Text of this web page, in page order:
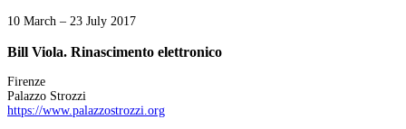
10 March – 23 July 2017
Bill Viola. Rinascimento elettronico
Firenze
Palazzo Strozzi
https://www.palazzostrozzi.org